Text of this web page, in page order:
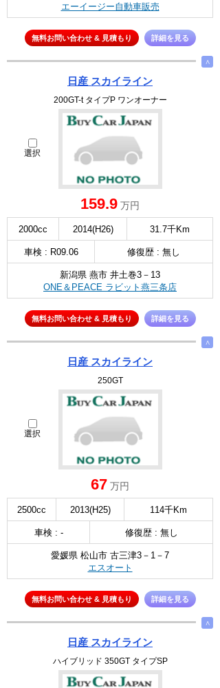
エーイージー自動車販売
無料お問い合わせ & 見積もり 詳細を見る
∧
日産 スカイライン
200GT-t タイプP ワンオーナー
選択
159.9 万円
2000cc 2014(H26) 31.7千Km
車検 : R09.06 修復歴 : 無し
新潟県 燕市 井土巻3－13
ONE＆PEACE ラビット燕三条店
無料お問い合わせ & 見積もり 詳細を見る
∧
日産 スカイライン
250GT
選択
67 万円
2500cc 2013(H25) 114千Km
車検 : - 修復歴 : 無し
愛媛県 松山市 古三津3－1－7
エスオート
無料お問い合わせ & 見積もり 詳細を見る
∧
日産 スカイライン
ハイブリッド 350GT タイプSP